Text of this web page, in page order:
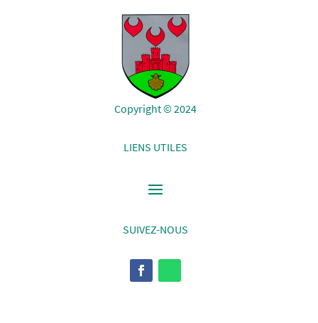
Copyright © 2024
LIENS UTILES
SUIVEZ-NOUS